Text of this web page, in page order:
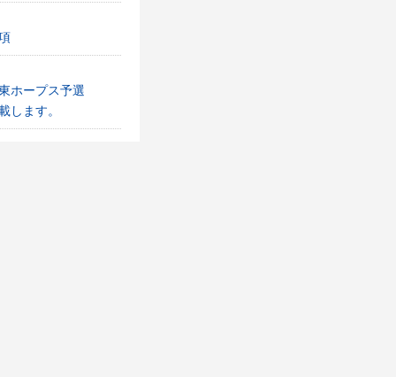
ホープス予選
します。